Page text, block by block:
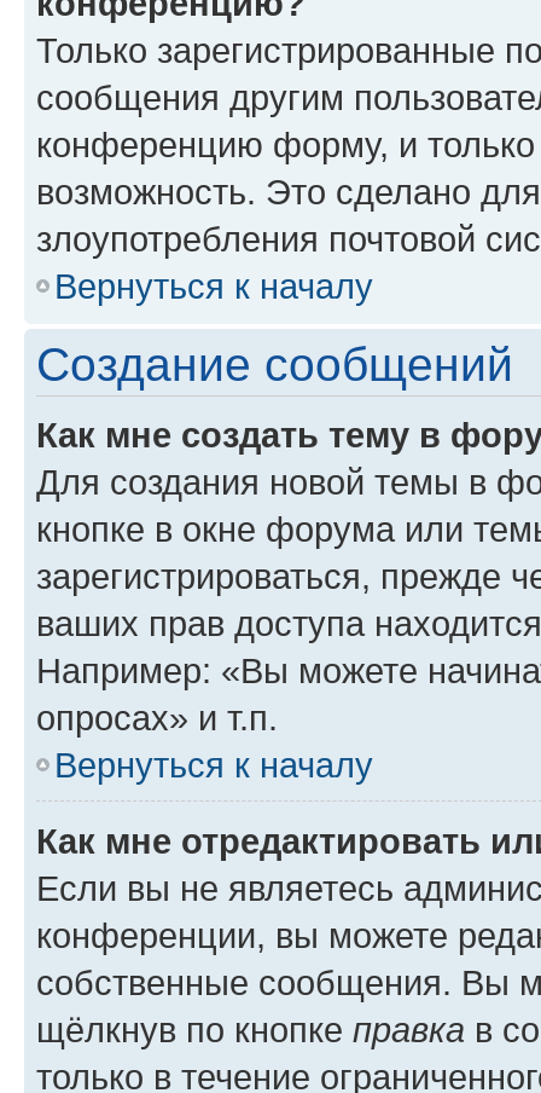
Только зарегистрированные
сообщения другим
конференцию форму, и
возможность. Это сделано
злоупотребления почтовой
Вернуться к началу
Создание сообщений
Как мне создать тему в
Для создания новой темы в
кнопке в окне форума или
зарегистрироваться, прежде
ваших прав доступа
Например: «Вы можете
опросах» и т.п.
Вернуться к началу
Как мне отредактировать
Если вы не являетесь
конференции, вы можете
собственные сообщения. Вы
щёлкнув по кнопке правка в
только в течение